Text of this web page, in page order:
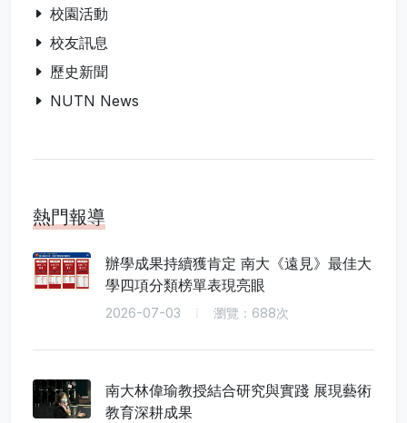
校園活動
校友訊息
歷史新聞
NUTN News
熱門報導
辦學成果持續獲肯定 南大《遠見》最佳大
學四項分類榜單表現亮眼
2026-07-03 瀏覽：688次
南大林偉瑜教授結合研究與實踐 展現藝術
教育深耕成果